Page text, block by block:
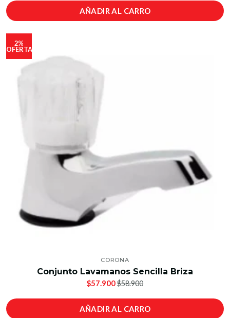
AÑADIR AL CARRO
2%
OFERTA
CORONA
Conjunto Lavamanos Sencilla Briza
$57.900$58.900
AÑADIR AL CARRO